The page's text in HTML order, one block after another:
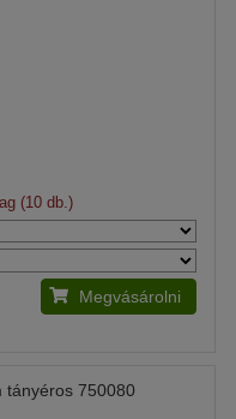
(10 db.)
Megvásárolni
tányéros 750080